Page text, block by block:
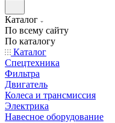
Каталог
По всему сайту
По каталогу
Каталог
Спецтехника
Фильтра
Двигатель
Колеса и трансмиссия
Электрика
Навесное оборудование